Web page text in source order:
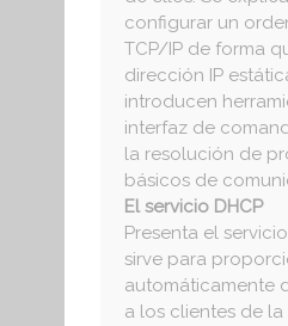
configurar un
TCP/IP de forma
dirección IP
introducen
interfaz de
la resolución de
básicos de
El servicio DHCP
Presenta el
sirve para
automáticamente
a los clientes de la